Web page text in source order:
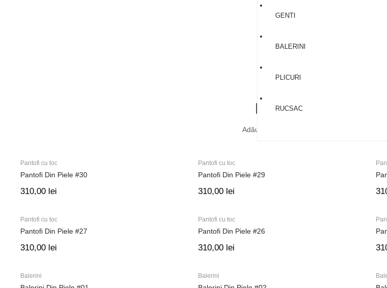
GENTI
BALERINI
PLICURI
RUCSAC
Produse recent
Adăugăm
Pantofi cu toc
Pantofi Din Piele #30
310,00 lei
Pantofi cu toc
Pantofi Din Piele #29
310,00 lei
Pantofi cu toc
Pantofi Din Piele #27
310,00 lei
Pantofi cu toc
Pantofi Din Piele #26
310,00 lei
Balerini Balerini